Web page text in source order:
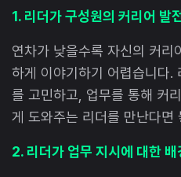
1. 리더가 구성원의 커리어 발
연차가 낮을수록 자신의 커리
하게 이야기하기 어렵습니다.
를 고민하고, 업무를 통해 커
게 도와주는 리더를 만난다면
2. 리더가 업무 지시에 대한